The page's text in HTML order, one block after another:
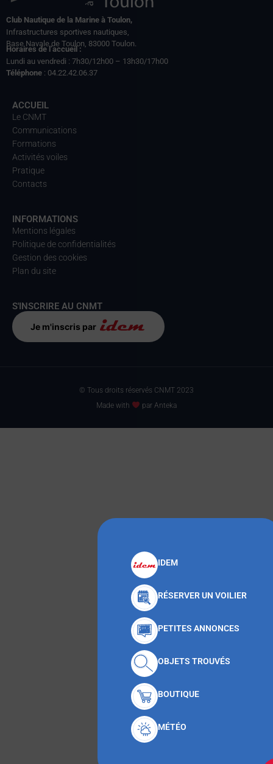
IDEM
RÉSERVER UN VOILIER
PETITES ANNONCES
OBJETS TROUVÉS
BOUTIQUE
MÉTÉO
Club Nautique de la Marine à Toulon,
Infrastructures sportives nautiques,
Base Navale de Toulon, 83000 Toulon.
Horaires de l’accueil :
Lundi au vendredi : 7h30/12h00 – 13h30/17h00
Téléphone : 04.22.42.06.37
ACCUEIL
Le CNMT
Communications
Formations
Activités voiles
Pratique
Contacts
INFORMATIONS
Mentions légales
Politique de confidentialités
Gestion des cookies
Plan du site
S'INSCRIRE AU CNMT
Je m'inscris par
© Tous droits réservés CNMT 2023
Made with
par Anteka